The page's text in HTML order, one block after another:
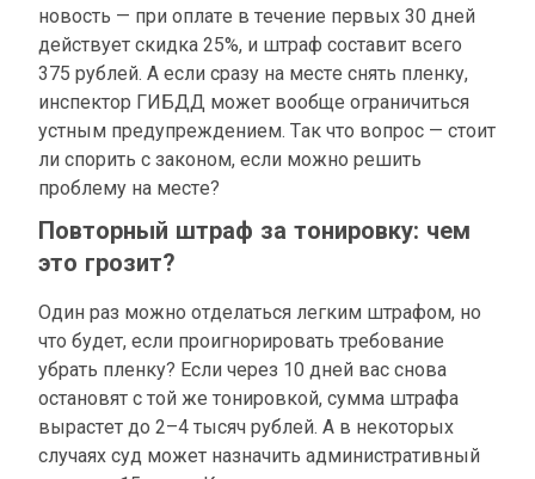
новость — при оплате в течение первых 30 дней
действует скидка 25%, и штраф составит всего
375 рублей. А если сразу на месте снять пленку,
инспектор ГИБДД может вообще ограничиться
устным предупреждением. Так что вопрос — стоит
ли спорить с законом, если можно решить
проблему на месте?
Повторный штраф за тонировку: чем
это грозит?
Один раз можно отделаться легким штрафом, но
что будет, если проигнорировать требование
убрать пленку? Если через 10 дней вас снова
остановят с той же тонировкой, сумма штрафа
вырастет до 2–4 тысяч рублей. А в некоторых
случаях суд может назначить административный